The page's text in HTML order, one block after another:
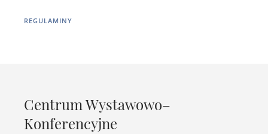
REGULAMINY
Centrum Wystawowo–
Konferencyjne